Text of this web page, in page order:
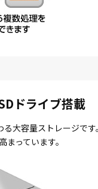
ドライブ搭載
る大容量ストレージで
まっています。